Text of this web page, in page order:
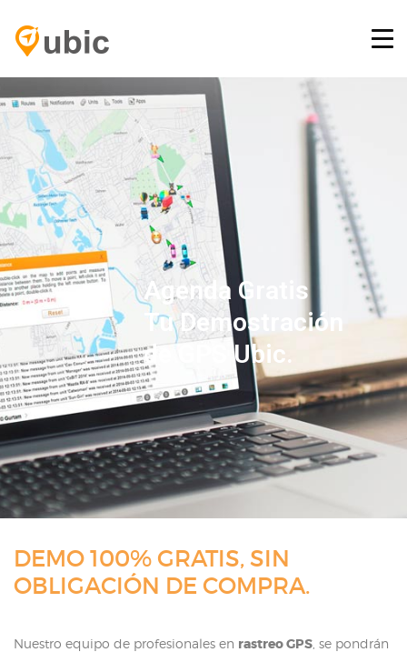
RETOS
SERVICIOS
PLATAFORMA GPS
BLOG
CONTACTO
INICIAR SESIÓN
DEMO 100% GRATIS, SIN
OBLIGACIÓN DE COMPRA.
Nuestro equipo de profesionales en rastreo GPS , se pondrán